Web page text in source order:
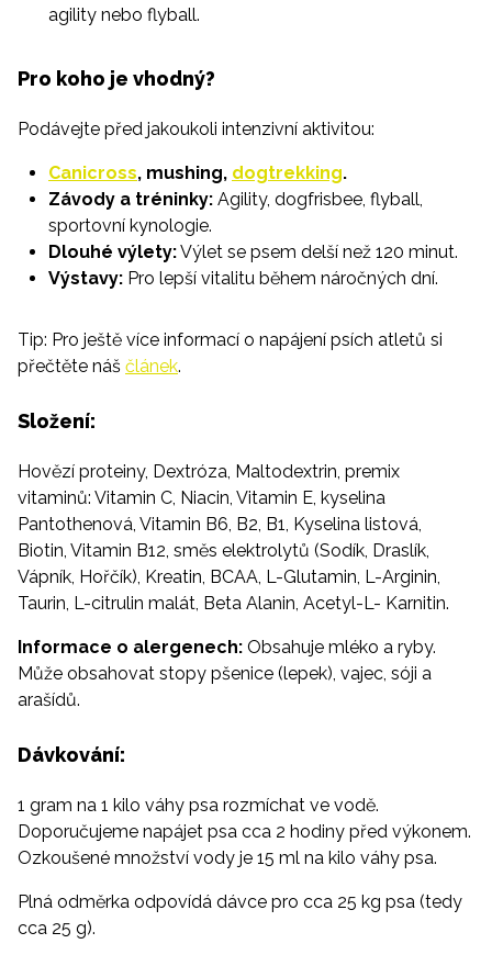
agility nebo flyball.
Pro koho je vhodný?
Podávejte před jakoukoli intenzivní aktivitou:
Canicross, mushing, dogtrekking.
Závody a tréninky: Agility, dogfrisbee, flyball,
sportovní kynologie.
Dlouhé výlety:Výlet se psem delší než 120 minut.
Výstavy: Pro lepší vitalitu během náročných dní.
Tip: Pro ještě více informací o napájení psích atletů si
přečtěte náš článek.
Složení:
Hovězí proteiny, Dextróza, Maltodextrin, premix
vitaminů: Vitamin C, Niacin, Vitamin E, kyselina
Pantothenová, Vitamin B6, B2, B1, Kyselina listová,
Biotin, Vitamin B12, směs elektrolytů (Sodík, Draslík,
Vápník, Hořčík), Kreatin, BCAA, L-Glutamin, L-Arginin,
Taurin, L-citrulin malát, Beta Alanin, Acetyl-L- Karnitin.
Informace o alergenech: Obsahuje mléko a ryby.
Může obsahovat stopy pšenice (lepek), vajec, sóji a
arašídů.
Dávkování:
1 gram na 1 kilo váhy psa rozmíchat ve vodě.
Doporučujeme napájet psa cca 2 hodiny před výkonem.
Ozkoušené množství vody je 15 ml na kilo váhy psa.
Plná odměrka odpovídá dávce pro cca 25 kg psa (tedy
cca 25 g).